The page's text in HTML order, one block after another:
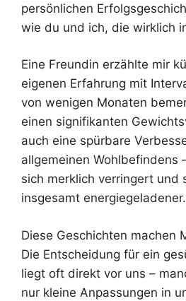
persönlichen
wie du und ich, die wirklich
Eine Freundin erzählte mir
eigenen Erfahrung mit
von wenigen Monaten
einen signifikanten
auch eine spürbare
allgemeinen Wohlbefindens
sich merklich verringert und
insgesamt energiegeladener.
Diese Geschichten machen
Die Entscheidung für ein
liegt oft direkt vor uns –
nur kleine Anpassungen in